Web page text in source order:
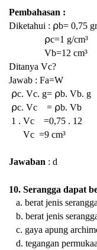
Pembahasan :
Diketahui : ⍴b= 0,75
⍴c=1 g/cm³
Vb=12 cm³
Ditanya Vc?
Jawab : Fa=W
⍴c. Vc. g= ⍴b. Vb. g
⍴c. Vc = ⍴b. Vb
1 . Vc =0,75 . 12
Vc =9 cm³
Jawaban : d
10. Serangga dapat
a. berat jenis
b. berat jenis
c. gaya apung
d. tegangan